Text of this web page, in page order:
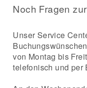
Noch Fragen zur
Unser Service
Buchungswünschen
von Montag bis
telefonisch und per